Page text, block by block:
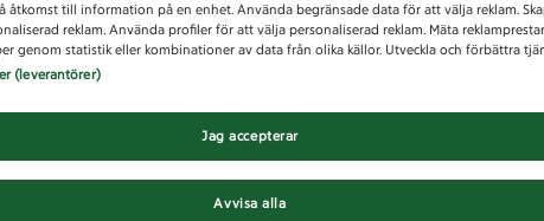
åtkomst till information på en enhet. Använda begränsade data för att välja reklam.
reklam. Använda profiler för att välja personaliserad reklam. Mäta
genom statistik eller kombinationer av data från olika källor. Utveckla och förbättra
(leverantörer)
Avvisa alla
Jag accepterar